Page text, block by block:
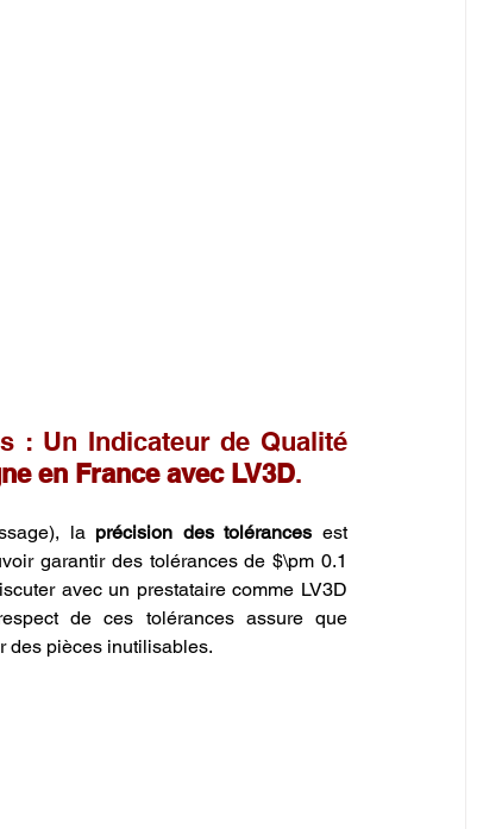
: Un Indicateur de Qualité
en France avec LV3D.
la précision des tolérances est
garantir des tolérances de $\pm 0.1
avec un prestataire comme LV3D
de ces tolérances assure que
des pièces inutilisables.